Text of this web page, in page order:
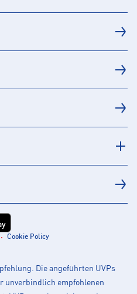
Cookie Policy
Die angeführten UVPs
unverbindlich empfohlenen